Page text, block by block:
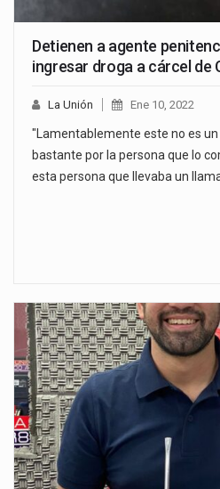
Detienen a agente
ingresar droga a cárcel de
La Unión Ene 10, 2022
"Lamentablemente este no es
bastante por la persona que lo
esta persona que llevaba un